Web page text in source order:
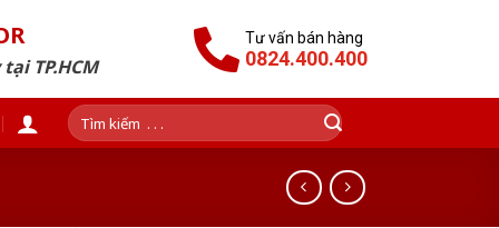
TP.HCM
Tư vấn bán hàng
0824.400.400
Tìm
kiếm: